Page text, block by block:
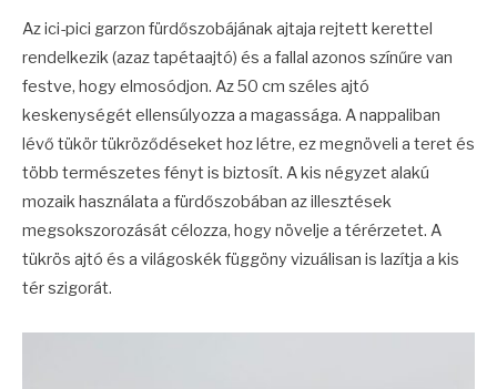
Az ici-pici garzon fürdőszobájának ajtaja rejtett kerettel
rendelkezik (azaz tapétaajtó) és a fallal azonos színűre van
festve, hogy elmosódjon. Az 50 cm széles ajtó
keskenységét ellensúlyozza a magassága. A nappaliban
lévő tükör tükröződéseket hoz létre, ez megnöveli a teret és
több természetes fényt is biztosít. A kis négyzet alakú
mozaik használata a fürdőszobában az illesztések
megsokszorozását célozza, hogy növelje a térérzetet. A
tükrös ajtó és a világoskék függöny vizuálisan is lazítja a kis
tér szigorát.